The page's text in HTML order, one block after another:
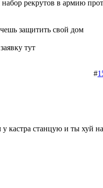
набор рекрутов в армию
защитить свой дом
тут
#
кастра станцую и ты хуй